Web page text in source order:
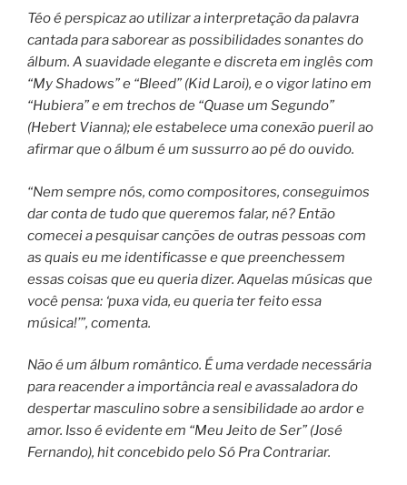
Téo é perspicaz ao utilizar a interpretação da palavra
cantada para saborear as possibilidades sonantes do
álbum. A suavidade elegante e discreta em inglês com
“My Shadows” e “Bleed” (Kid Laroi), e o vigor latino em
“Hubiera” e em trechos de “Quase um Segundo”
(Hebert Vianna); ele estabelece uma conexão pueril ao
afirmar que o álbum é um sussurro ao pé do ouvido.
“Nem sempre nós, como compositores, conseguimos
dar conta de tudo que queremos falar, né? Então
comecei a pesquisar canções de outras pessoas com
as quais eu me identificasse e que preenchessem
essas coisas que eu queria dizer. Aquelas músicas que
você pensa: ‘puxa vida, eu queria ter feito essa
música!’”, comenta.
Não é um álbum romântico. É uma verdade necessária
para reacender a importância real e avassaladora do
despertar masculino sobre a sensibilidade ao ardor e
amor. Isso é evidente em “Meu Jeito de Ser” (José
Fernando), hit concebido pelo Só Pra Contrariar.